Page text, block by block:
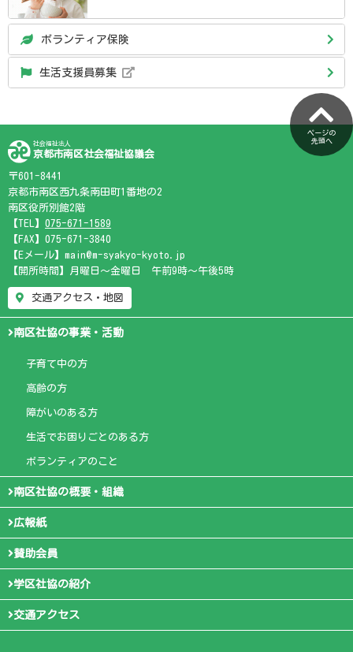
ボランティア保険
生活支援員募集
ページの
先頭へ
社会福祉法人
京都市南区社会福祉協議会
〒601-8441
京都市南区西九条南田町1番地の2
南区役所別館2階
【TEL】 075-671-1589
【FAX】075-671-3840
【Eメール】main@m-syakyo-kyoto.jp
【開所時間】月曜日～金曜日 午前9時～午後5時
交通アクセス・地図
南区社協の事業・活動
子育て中の方
高齢の方
障がいのある方
生活でお困りごとのある方
ボランティアのこと
南区社協の概要・組織
広報紙
賛助会員
学区社協の紹介
交通アクセス